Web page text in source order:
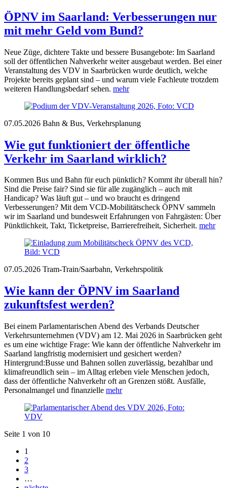
ÖPNV im Saarland: Verbesserungen nur
mit mehr Geld vom Bund?
Neue Züge, dichtere Takte und bessere Busangebote: Im Saarland
soll der öffentlichen Nahverkehr weiter ausgebaut werden. Bei einer
Veranstaltung des VDV in Saarbrücken wurde deutlich, welche
Projekte bereits geplant sind – und warum viele Fachleute trotzdem
weiteren Handlungsbedarf sehen. mehr
07.05.2026 Bahn & Bus, Verkehrsplanung
Wie gut funktioniert der öffentliche
Verkehr im Saarland wirklich?
Kommen Bus und Bahn für euch pünktlich? Kommt ihr überall hin?
Sind die Preise fair? Sind sie für alle zugänglich – auch mit
Handicap? Was läuft gut – und wo braucht es dringend
Verbesserungen? Mit dem VCD-Mobilitätscheck ÖPNV sammeln
wir im Saarland und bundesweit Erfahrungen von Fahrgästen: Über
Pünktlichkeit, Takt, Ticketpreise, Barrierefreiheit, Sicherheit. mehr
07.05.2026 Tram-Train/Saarbahn, Verkehrspolitik
Wie kann der ÖPNV im Saarland
zukunftsfest werden?
Bei einem Parlamentarischen Abend des Verbands Deutscher
Verkehrsunternehmen (VDV) am 12. Mai 2026 in Saarbrücken geht
es um eine wichtige Frage: Wie kann der öffentliche Nahverkehr im
Saarland langfristig modernisiert und gesichert werden?
Hintergrund:Busse und Bahnen sollen zuverlässig, bezahlbar und
klimafreundlich sein – im Alltag erleben viele Menschen jedoch,
dass der öffentliche Nahverkehr oft an Grenzen stößt. Ausfälle,
Personalmangel und finanzielle mehr
Seite 1 von 10
1
2
3
…